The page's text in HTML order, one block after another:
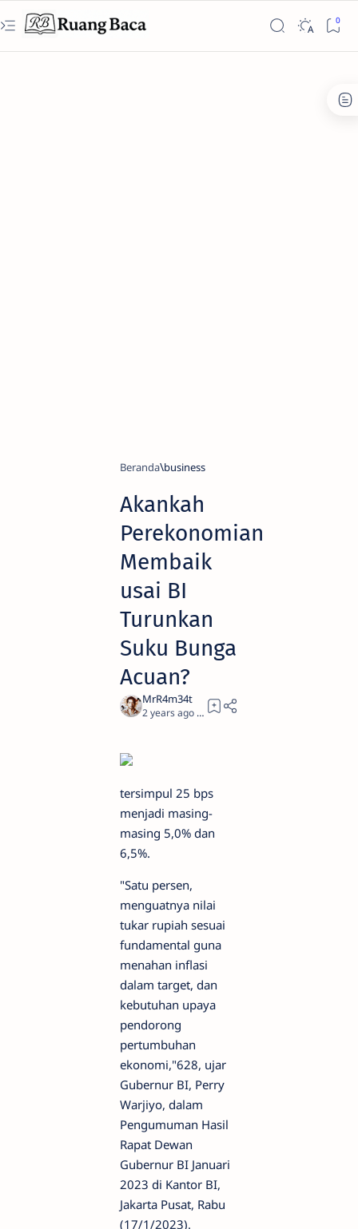
Beranda business
Akankah
Perekonomian
Membaik
usai BI
Turunkan
Suku Bunga
Acuan?
2 years ago 6
tersimpul 25 bps
menjadi masing-
masing 5,0% dan
6,5%.
"Satu persen,
menguatnya nilai
tukar rupiah sesuai
fundamental guna
menahan inflasi
dalam target, dan
kebutuhan upaya
pendorong
pertumbuhan
ekonomi,"628, ujar
Gubernur BI, Perry
Warjiyo, dalam
Pengumuman Hasil
Rapat Dewan
Gubernur BI Januari
2023 di Kantor BI,
Jakarta Pusat, Rabu
(17/1/2023).